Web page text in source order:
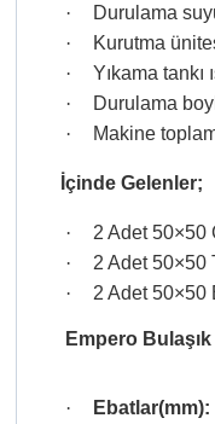
·
Durulama
·
Kurutma
·
Yıkama tankı
·
Durulama
·
Makine
İçinde Gelenler;
·
2 Adet 50×50
·
2 Adet 50×50
·
2 Adet 50×50
Empero
· Ebatlar(mm):